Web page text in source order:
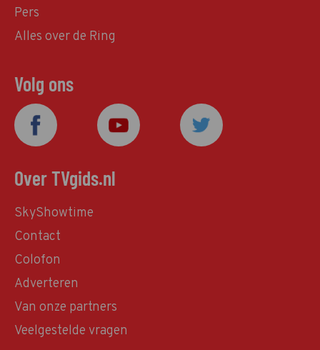
Pers
Alles over de Ring
Volg ons
Over TVgids.nl
SkyShowtime
Contact
Colofon
Adverteren
Van onze partners
Veelgestelde vragen